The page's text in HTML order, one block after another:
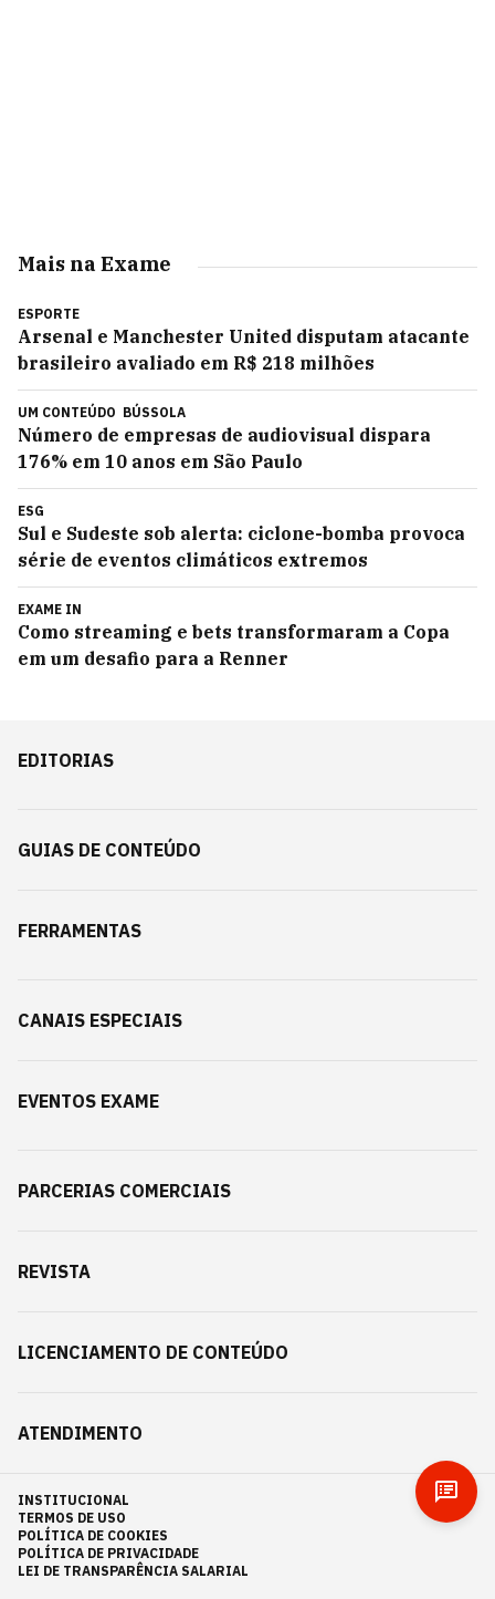
Mais na Exame
ESPORTE
Arsenal e Manchester United disputam atacante
brasileiro avaliado em R$ 218 milhões
UM CONTEÚDO BÚSSOLA
Número de empresas de audiovisual dispara
176% em 10 anos em São Paulo
ESG
Sul e Sudeste sob alerta: ciclone-bomba provoca
série de eventos climáticos extremos
EXAME IN
Como streaming e bets transformaram a Copa
em um desafio para a Renner
EDITORIAS
GUIAS DE CONTEÚDO
FERRAMENTAS
CANAIS ESPECIAIS
EVENTOS EXAME
PARCERIAS COMERCIAIS
REVISTA
LICENCIAMENTO DE CONTEÚDO
ATENDIMENTO
INSTITUCIONAL
TERMOS DE USO
POLÍTICA DE COOKIES
POLÍTICA DE PRIVACIDADE
LEI DE TRANSPARÊNCIA SALARIAL